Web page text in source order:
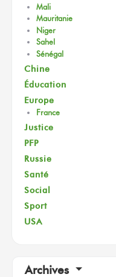
Mali
Mauritanie
Niger
Sahel
Sénégal
Chine
Éducation
Europe
France
Justice
PFP
Russie
Santé
Social
Sport
USA
Archives